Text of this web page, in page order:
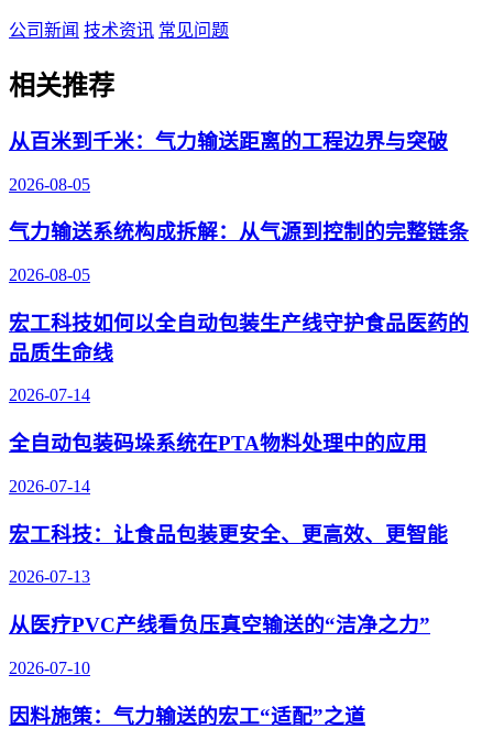
公司新闻 技术资讯 常见问题
相关推荐
从百米到千米：气力输送距离的工程边界与突破
2026-08-05
气力输送系统构成拆解：从气源到控制的完整链条
2026-08-05
宏工科技如何以全自动包装生产线守护食品医药的
品质生命线
2026-07-14
全自动包装码垛系统在PTA物料处理中的应用
2026-07-14
宏工科技：让食品包装更安全、更高效、更智能
2026-07-13
从医疗PVC产线看负压真空输送的“洁净之力”
2026-07-10
因料施策：气力输送的宏工“适配”之道